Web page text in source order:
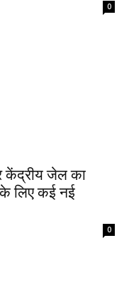
0
केंद्रीय जेल का
के लिए कई नई
0